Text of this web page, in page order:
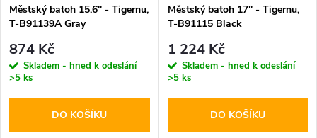
Městský batoh 15.6'' - Tigernu,
T-B91139A Gray
874 Kč
Skladem - hned k odeslání
>5 ks
DO KOŠÍKU
Městský batoh 17'' - Tigernu,
T-B91115 Black
1 224 Kč
Skladem - hned k odeslání
>5 ks
DO KOŠÍKU